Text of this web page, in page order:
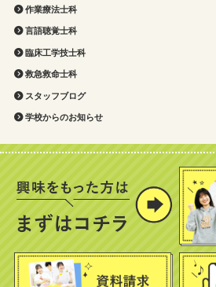
作業療法士科
言語聴覚士科
臨床工学技士科
救急救命士科
スタッフブログ
学校からのお知らせ